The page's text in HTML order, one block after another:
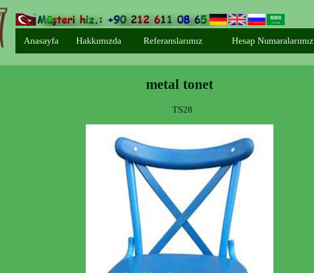
Anasayfa Hakkımızda Referanslarımız Hesap Numaralarımız
metal tonet
TS28